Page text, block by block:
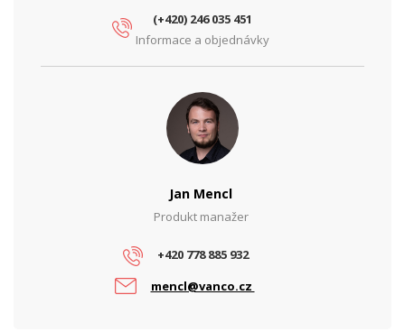
(+420) 246 035 451
Informace a objednávky
Jan Mencl
Produkt manažer
+420 778 885 932
mencl@vanco.cz